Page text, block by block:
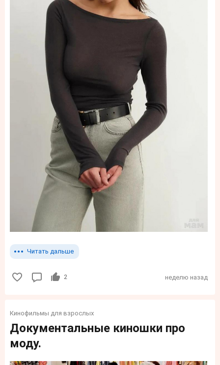
Читать дальше
2 неделю назад
Кинофильмы для взрослых
Документальные киношки про
моду.